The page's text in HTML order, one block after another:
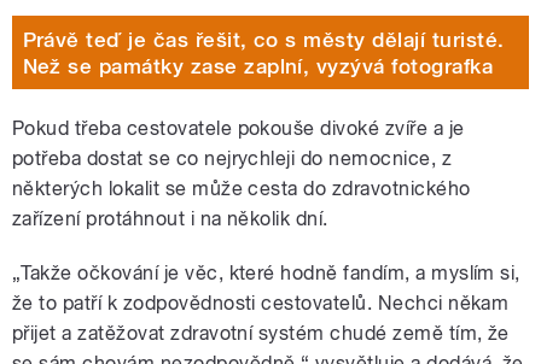
Právě teď je čas řešit, co s městy dělají turisté.
Než se památky zase zaplní, vyzývá fotografka
Pokud třeba cestovatele pokouše divoké zvíře a je
potřeba dostat se co nejrychleji do nemocnice, z
některých lokalit se může cesta do zdravotnického
zařízení protáhnout i na několik dní.
„Takže očkování je věc, které hodně fandím, a myslím si,
že to patří k zodpovědnosti cestovatelů. Nechci někam
přijet a zatěžovat zdravotní systém chudé země tím, že